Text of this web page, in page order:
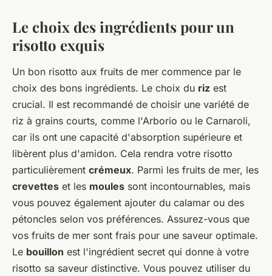
Le choix des ingrédients pour un
risotto exquis
Un bon risotto aux fruits de mer commence par le
choix des bons ingrédients. Le choix du riz est
crucial. Il est recommandé de choisir une variété de
riz à grains courts, comme l'Arborio ou le Carnaroli,
car ils ont une capacité d'absorption supérieure et
libèrent plus d'amidon. Cela rendra votre risotto
particulièrement crémeux. Parmi les fruits de mer, les
crevettes et les moules sont incontournables, mais
vous pouvez également ajouter du calamar ou des
pétoncles selon vos préférences. Assurez-vous que
vos fruits de mer sont frais pour une saveur optimale.
Le bouillon est l'ingrédient secret qui donne à votre
risotto sa saveur distinctive. Vous pouvez utiliser du